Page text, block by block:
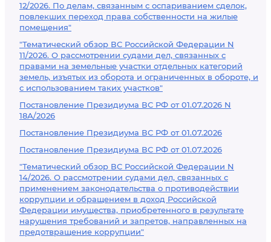
12/2026. По делам, связанным с оспариванием сделок,
повлекших переход права собственности на жилые
помещения"
"Тематический обзор ВС Российской Федерации N
11/2026. О рассмотрении судами дел, связанных с
правами на земельные участки отдельных категорий
земель, изъятых из оборота и ограниченных в обороте, и
с использованием таких участков"
Постановление Президиума ВС РФ от 01.07.2026 N
18А/2026
Постановление Президиума ВС РФ от 01.07.2026
Постановление Президиума ВС РФ от 01.07.2026
"Тематический обзор ВС Российской Федерации N
14/2026. О рассмотрении судами дел, связанных с
применением законодательства о противодействии
коррупции и обращением в доход Российской
Федерации имущества, приобретенного в результате
нарушения требований и запретов, направленных на
предотвращение коррупции"